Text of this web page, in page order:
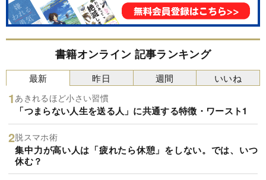
書籍オンライン 記事ランキング
最新
あきれるほど小さい習慣
「つまらない人生を送る人」に共通する特徴・ワースト1
脱スマホ術
集中力が高い人は「疲れたら休憩」をしない。では、いつ
休む？
昨日 週間 いいね